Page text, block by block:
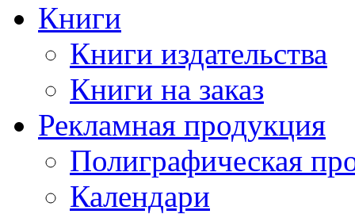
Книги
Книги издательства
Книги на заказ
Рекламная продукция
Полиграфическая
Календари